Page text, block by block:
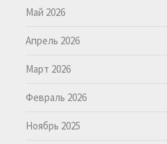
Май 2026
Апрель 2026
Март 2026
Февраль 2026
Ноябрь 2025